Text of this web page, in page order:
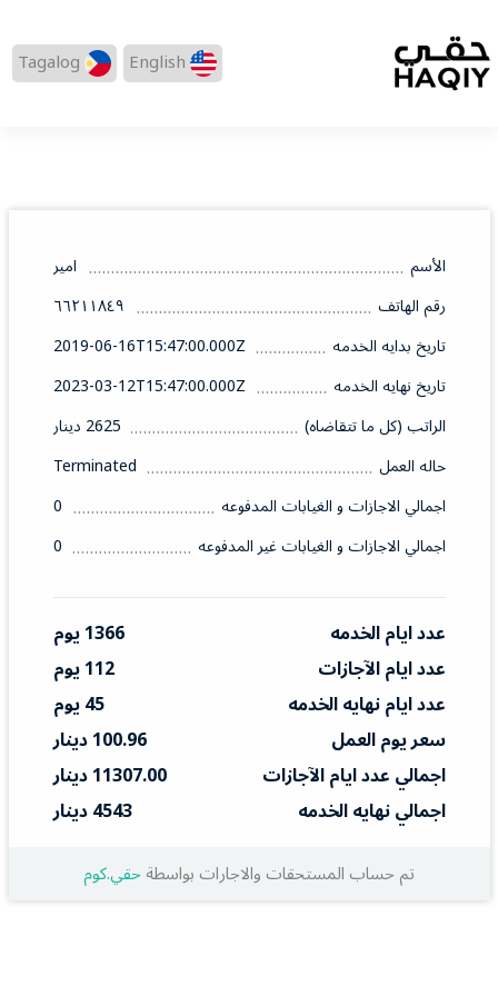
English
Tagalog
الأسم
امير
رقم الهاتف
٦٦٢١١٨٤٩
تاريخ بدايه الخدمه
2019-06-16T15:47:00.000Z
تاريخ نهايه الخدمه
2023-03-12T15:47:00.000Z
الراتب (كل ما تتقاضاه)
2625 دينار
حاله العمل
Terminated
اجمالي الاجازات و الغيابات المدفوعه
0
اجمالي الاجازات و الغيابات غير المدفوعه
0
عدد ايام الخدمه
1366 يوم
عدد ايام الآجازات
112 يوم
عدد ايام نهايه الخدمه
45 يوم
سعر يوم العمل
100.96 دينار
اجمالي عدد ايام الآجازات
11307.00 دينار
اجمالي نهايه الخدمه
4543 دينار
تم حساب المستحقات والاجارات بواسطةحقي.كوم